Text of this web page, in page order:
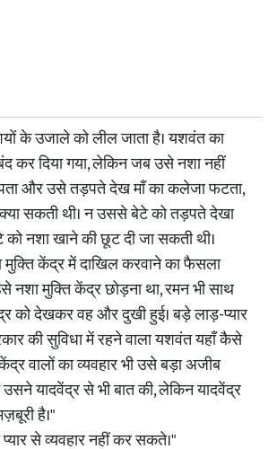
के उजाले को लील जाता है। यशवंत का
कर दिया गया, लेकिन जब उसे नशा नहीं
और उसे तड़पते देख माँ का कलेजा फटता,
सकती थी। न उससे बेटे को तड़पते देखा
नशा खाने की छूट दी जा सकती थी।
केंद्र में दाखिल करवाने का फैसला
नशा मुक्ति केंद्र छोड़ना था, रमन भी साथ
को देखकर वह और दुखी हुई। बड़े लाड़-प्यार
की सुविधा में रहने वाला यशवंत यहाँ कैसे
वालों का व्यवहार भी उसे बड़ा अजीब
यादवेंद्र से भी बात की, लेकिन यादवेंद्र
है।"
से व्यवहार नहीं कर सकते।"